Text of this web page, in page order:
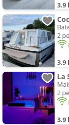
3.9
2
3.9
La
2
3.9